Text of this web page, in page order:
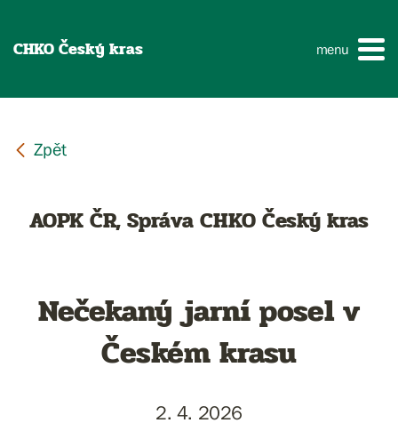
CHKO Český kras menu
AOPK ČR, Správa CHKO Český kras
Nečekaný jarní posel v
Českém krasu
2. 4. 2026